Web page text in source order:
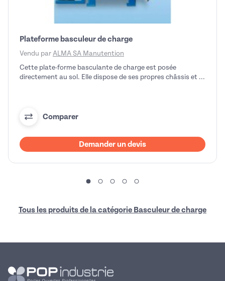
Plateforme basculeur de charge
Vendu par ALMA SA Manutention
Cette plate-forme basculante de charge est posée
directement au sol. Elle dispose de ses propres châssis et ...
Comparer
Demander un devis
Tous les produits de la catégorie Basculeur de charge